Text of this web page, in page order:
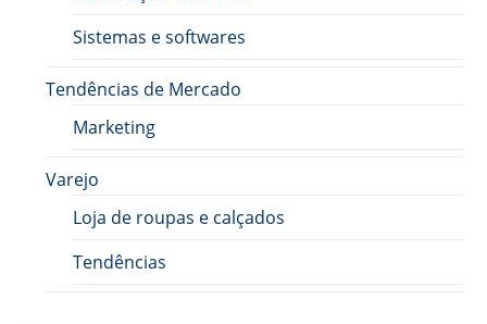
Sistemas e softwares
Tendências de Mercado
Marketing
Varejo
Loja de roupas e calçados
Tendências